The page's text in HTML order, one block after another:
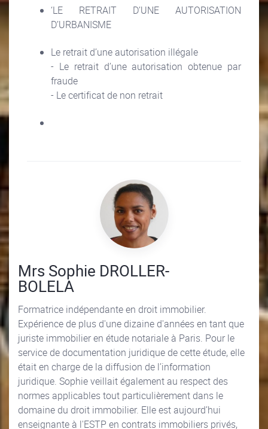
‘LE RETRAIT D’UNE AUTORISATION
D’URBANISME
Le retrait d’une autorisation illégale
- Le retrait d’une autorisation obtenue par
fraude
- Le certificat de non retrait
Mrs Sophie DROLLER-
BOLELA
Formatrice indépendante en droit immobilier.
Expérience de plus d'une dizaine d'années en tant que
juriste immobilier en étude notariale à Paris. Pour le
service de documentation juridique de cette étude, elle
était en charge de la diffusion de l’information
juridique. Sophie veillait également au respect des
normes applicables tout particulièrement dans le
domaine du droit immobilier. Elle est aujourd’hui
enseignante à l'ESTP en contrats immobiliers privés,